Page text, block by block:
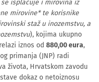
isplaćuje i mirovina iz
mirovine* te korisnike
staž u inozemstvu, a
), kojima ukupno
iznos od 880,00 eura,
primanja (JNP) radi
života, Hrvatskom zavodu
dokaz o netoiznosu